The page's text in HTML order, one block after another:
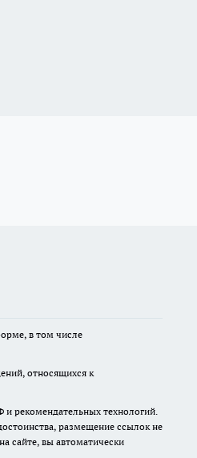
в том числе
относящихся к
и рекомендательных технологий.
размещение ссылок не
сайте, вы автоматически